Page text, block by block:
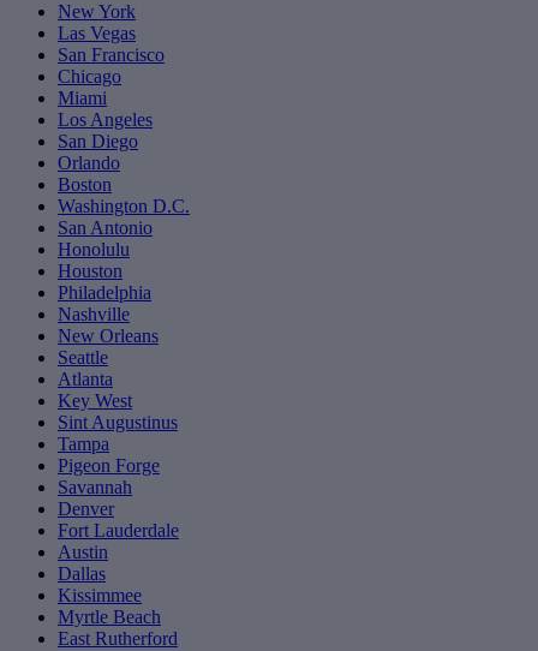
New York
Las Vegas
San Francisco
Chicago
Miami
Los Angeles
San Diego
Orlando
Boston
Washington D.C.
San Antonio
Honolulu
Houston
Philadelphia
Nashville
New Orleans
Seattle
Atlanta
Key West
Sint Augustinus
Tampa
Pigeon Forge
Savannah
Denver
Fort Lauderdale
Austin
Dallas
Kissimmee
Myrtle Beach
East Rutherford